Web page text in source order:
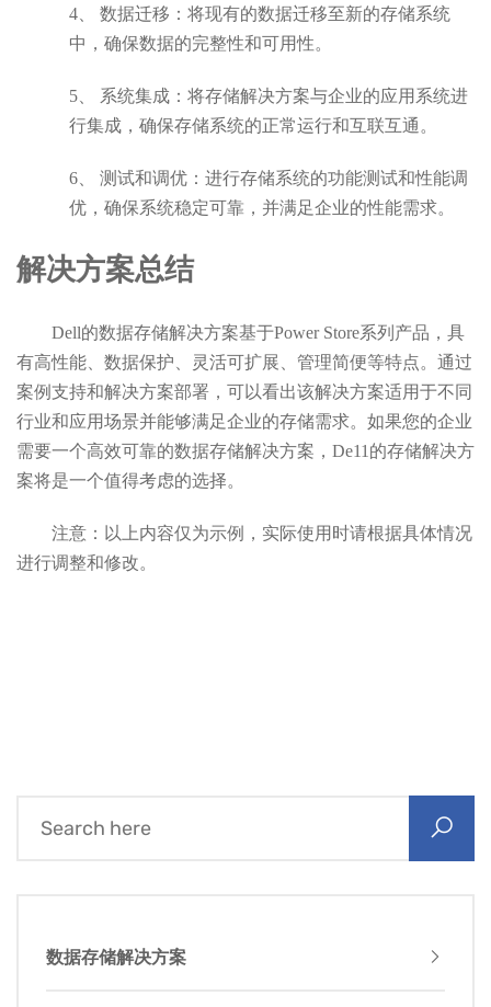
4、 数据迁移：将现有的数据迁移至新的存储系统
中，确保数据的完整性和可用性。
5、 系统集成：将存储解决方案与企业的应用系统进
行集成，确保存储系统的正常运行和互联互通。
6、 测试和调优：进行存储系统的功能测试和性能调
优，确保系统稳定可靠，并满足企业的性能需求。
解决方案总结
Dell的数据存储解决方案基于Power Store系列产品，具
有高性能、数据保护、灵活可扩展、管理简便等特点。通过
案例支持和解决方案部署，可以看出该解决方案适用于不同
行业和应用场景并能够满足企业的存储需求。如果您的企业
需要一个高效可靠的数据存储解决方案，De11的存储解决方
案将是一个值得考虑的选择。
注意：以上内容仅为示例，实际使用时请根据具体情况
进行调整和修改。
数据存储解决方案